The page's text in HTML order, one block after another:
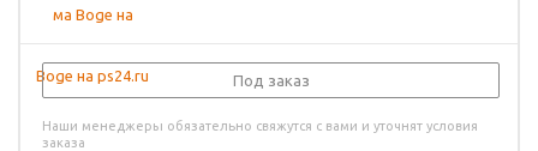
Под заказ
Наши менеджеры обязательно свяжутся с вами и уточнят условия
заказа